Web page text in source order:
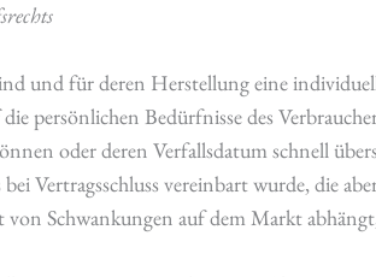
und für deren Herstellung eine
persönlichen Bedürfnisse des
oder deren Verfallsdatum schnell
Vertragsschluss vereinbart wurde, die
Schwankungen auf dem Markt